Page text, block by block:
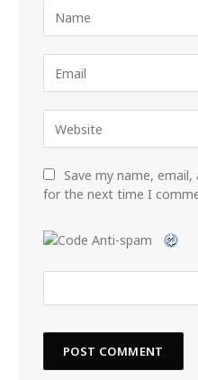
Save my name,
for the next time I